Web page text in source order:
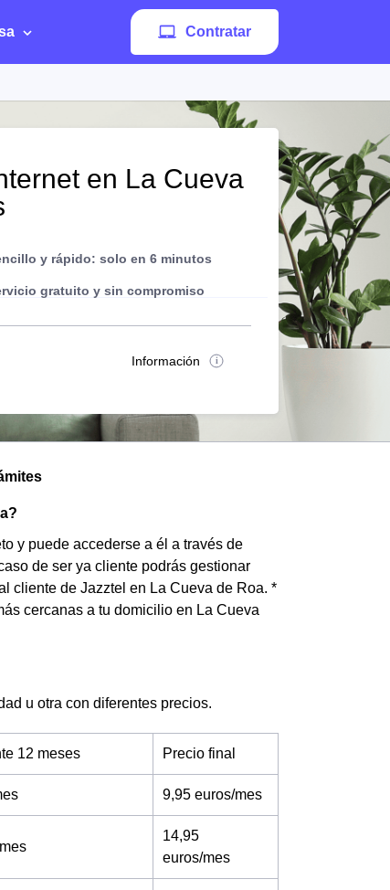
Contratar
en La Cueva
y rápido: solo en 6 minutos
gratuito y sin compromiso
Información
y puede accederse a él a través de
de ser ya cliente podrás gestionar
cliente de Jazztel en La Cueva de Roa. *
cercanas a tu domicilio en La Cueva
u otra con diferentes precios.
12 meses Precio final
9,95 euros/mes
14,95
euros/mes